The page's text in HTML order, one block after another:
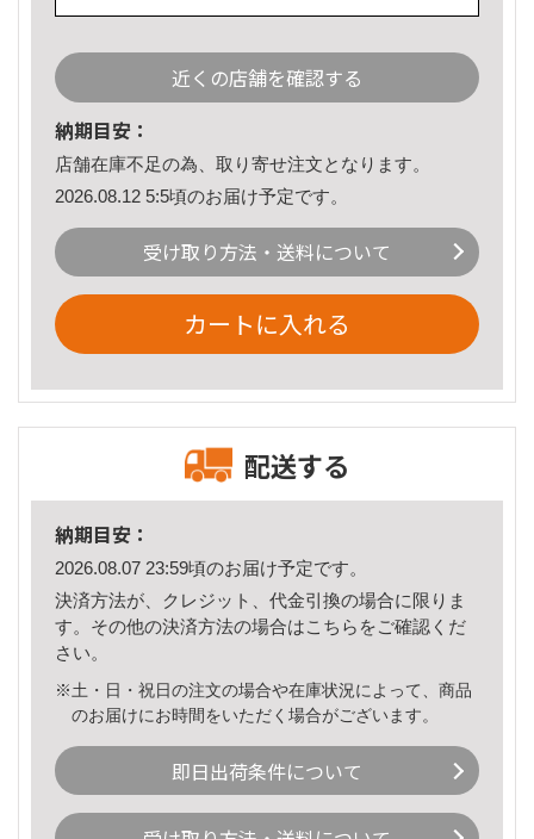
近くの店舗を確認する
納期目安：
店舗在庫不足の為、取り寄せ注文となります。
2026.08.12 5:5頃のお届け予定です。
受け取り方法・送料について
カートに入れる
配送する
納期目安：
2026.08.07 23:59頃のお届け予定です。
決済方法が、クレジット、代金引換の場合に限りま
す。その他の決済方法の場合はこちら をご確認くだ
さい。
※土・日・祝日の注文の場合や在庫状況によって、商品
のお届けにお時間をいただく場合がございます。
即日出荷条件について